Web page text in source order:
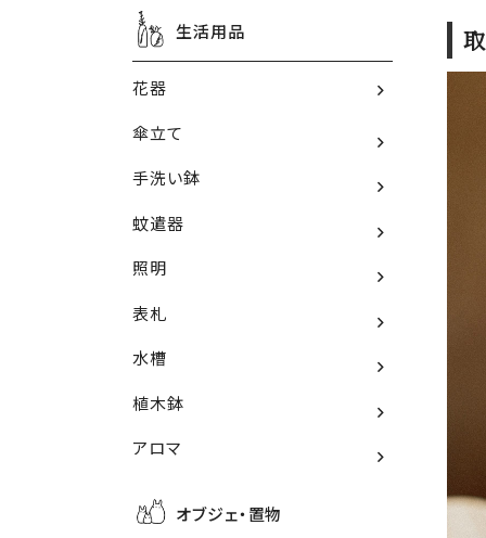
生活用品
花器
傘立て
手洗い鉢
蚊遣器
照明
表札
水槽
植木鉢
アロマ
オブジェ・置物